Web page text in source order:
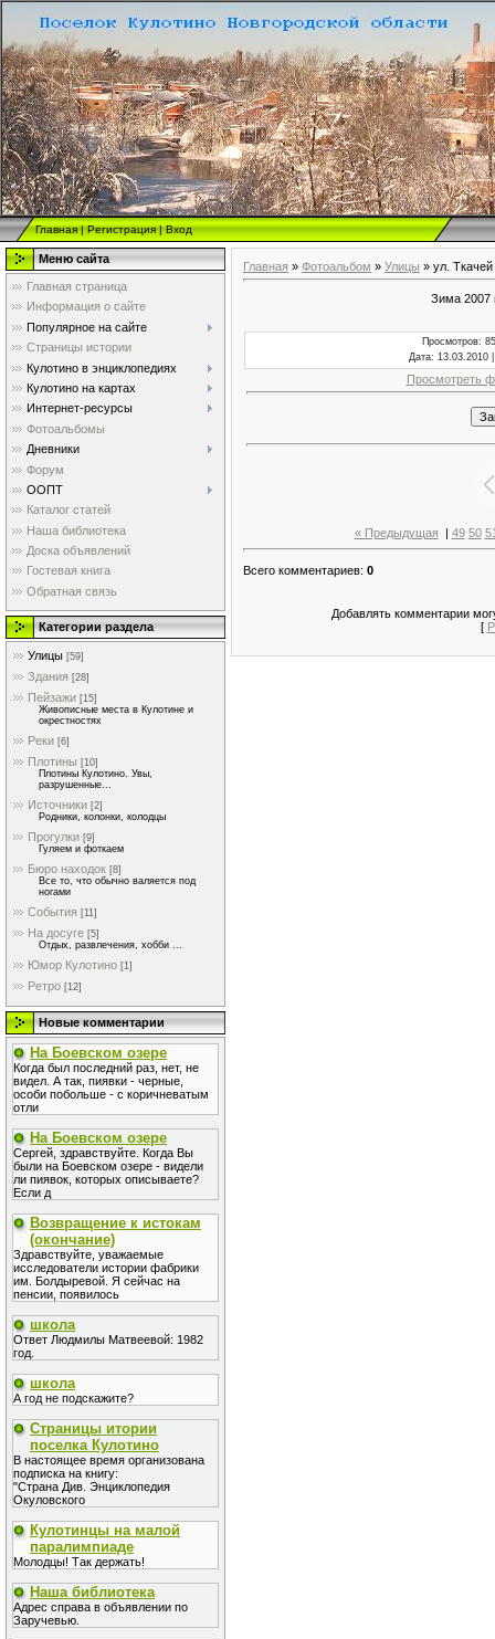
Главная|Регистрация|Вход
Меню сайта
Главная страница
Информация о сайте
Популярное на сайте
Страницы истории
Кулотино в энциклопедиях
Кулотино на картах
Интернет-ресурсы
Фотоальбомы
Дневники
Форум
ООПТ
Каталог статей
Наша библиотека
Доска объявлений
Гостевая книга
Обратная связь
Категории раздела
Улицы [59]
Здания [28]
Пейзажи [15]
Живописные места в Кулотине и
окрестностях
Реки [6]
Плотины [10]
Плотины Кулотино. Увы,
разрушенные...
Источники [2]
Родники, колонки, колодцы
Прогулки [9]
Гуляем и фоткаем
Бюро находок [8]
Все то, что обычно валяется под
ногами
События [11]
На досуге [5]
Отдых, развлечения, хобби ...
Юмор Кулотино [1]
Ретро [12]
Новые комментарии
На Боевском озере
Когда был последний раз, нет, не
видел. А так, пиявки - черные,
особи побольше - с коричневатым
отли
На Боевском озере
Сергей, здравствуйте. Когда Вы
были на Боевском озере - видели
ли пиявок, которых описываете?
Если д
Возвращение к истокам
(окончание)
Здравствуйте, уважаемые
исследователи истории фабрики
им. Болдыревой. Я сейчас на
пенсии, появилось
школа
Ответ Людмилы Матвеевой: 1982
год.
школа
А год не подскажите?
Страницы итории
поселка Кулотино
В настоящее время организована
подписка на книгу:
"Страна Див. Энциклопедия
Окуловского
Кулотинцы на малой
паралимпиаде
Молодцы! Так держать!
Наша библиотека
Адрес справа в объявлении по
Заручевью.
Главная » Фотоальбом » Улицы » ул. Ткачей
Зима 2007
Просмотров:
Дата: 13.03.2010
Просмотреть
« Предыдущая | 49 50
Всего комментариев: 0
Добавлять комментарии
[